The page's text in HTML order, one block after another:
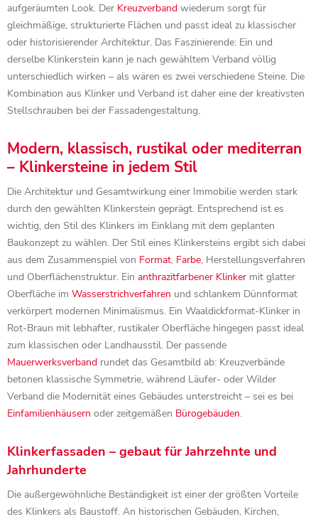
aufgeräumten Look. Der Kreuzverband wiederum sorgt für
gleichmäßige, strukturierte Flächen und passt ideal zu klassischer
oder historisierender Architektur. Das Faszinierende: Ein und
derselbe Klinkerstein kann je nach gewähltem Verband völlig
unterschiedlich wirken – als wären es zwei verschiedene Steine. Die
Kombination aus Klinker und Verband ist daher eine der kreativsten
Stellschrauben bei der Fassadengestaltung.
Modern, klassisch, rustikal oder mediterran
– Klinkersteine in jedem Stil
Die Architektur und Gesamtwirkung einer Immobilie werden stark
durch den gewählten Klinkerstein geprägt. Entsprechend ist es
wichtig, den Stil des Klinkers im Einklang mit dem geplanten
Baukonzept zu wählen. Der Stil eines Klinkersteins ergibt sich dabei
aus dem Zusammenspiel von Format, Farbe, Herstellungsverfahren
und Oberflächenstruktur. Ein anthrazitfarbener Klinker mit glatter
Oberfläche im Wasserstrichverfahren und schlankem Dünnformat
verkörpert modernen Minimalismus. Ein Waaldickformat-Klinker in
Rot-Braun mit lebhafter, rustikaler Oberfläche hingegen passt ideal
zum klassischen oder Landhausstil. Der passende
Mauerwerksverband rundet das Gesamtbild ab: Kreuzverbände
betonen klassische Symmetrie, während Läufer- oder Wilder
Verband die Modernität eines Gebäudes unterstreicht – sei es bei
Einfamilienhäusern oder zeitgemäßen Bürogebäuden.
Klinkerfassaden – gebaut für Jahrzehnte und
Jahrhunderte
Die außergewöhnliche Beständigkeit ist einer der größten Vorteile
des Klinkers als Baustoff. An historischen Gebäuden, Kirchen,